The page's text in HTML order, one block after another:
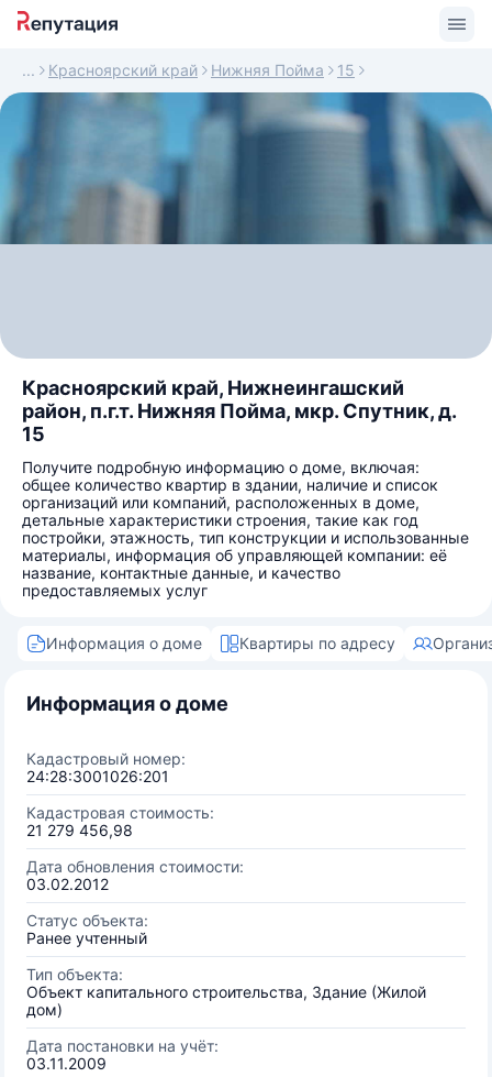
Красноярский край Нижняя Пойма 15
Красноярский край, Нижнеингашский
район, п.г.т. Нижняя Пойма, мкр. Спутник, д.
15
Получите подробную информацию о доме, включая:
общее количество квартир в здании, наличие и список
организаций или компаний, расположенных в доме,
детальные характеристики строения, такие как год
постройки, этажность, тип конструкции и использованные
материалы, информация об управляющей компании: её
название, контактные данные, и качество
предоставляемых услуг
Информация о доме Квартиры по адресу
Информация о доме
Кадастровый номер:
24:28:3001026:201
Кадастровая стоимость:
21 279 456,98
Дата обновления стоимости:
03.02.2012
Статус объекта:
Ранее учтенный
Тип объекта:
Объект капитального строительства, Здание (Жилой
дом)
Дата постановки на учёт:
03.11.2009